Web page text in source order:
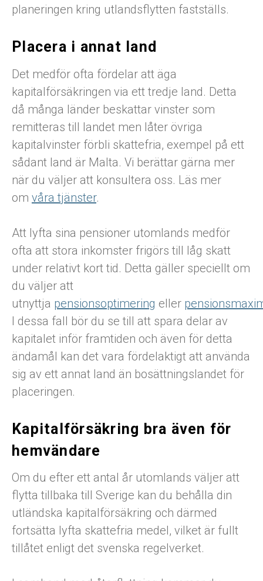
planeringen kring utlandsflytten fastställs.
Placera i annat land
Det medför ofta fördelar att äga
kapitalförsäkringen via ett tredje land. Detta
då många länder beskattar vinster som
remitteras till landet men låter övriga
kapitalvinster förbli skattefria, exempel på ett
sådant land är Malta. Vi berättar gärna mer
när du väljer att konsultera oss. Läs mer
om våra tjänster.
Att lyfta sina pensioner utomlands medför
ofta att stora inkomster frigörs till låg skatt
under relativt kort tid. Detta gäller speciellt om
du väljer att
utnyttja pensionsoptimering eller
I dessa fall bör du se till att spara delar av
kapitalet inför framtiden och även för detta
ändamål kan det vara fördelaktigt att använda
sig av ett annat land än bosättningslandet för
placeringen.
Kapitalförsäkring bra även för
hemvändare
Om du efter ett antal år utomlands väljer att
flytta tillbaka till Sverige kan du behålla din
utländska kapitalförsäkring och därmed
fortsätta lyfta skattefria medel, vilket är fullt
tillåtet enligt det svenska regelverket.